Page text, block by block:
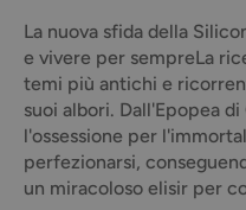
La nuova sfida della
e vivere per sempreLa
temi più antichi e
suoi albori. Dall'Epopea
l'ossessione per
perfezionarsi,
un miracoloso elisir per